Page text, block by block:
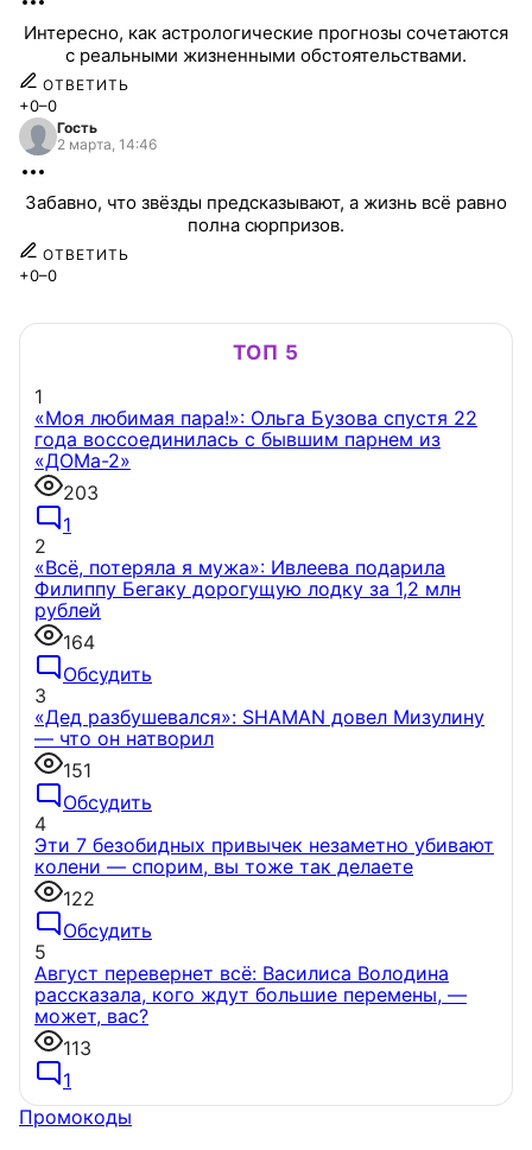
Интересно, как астрологические прогнозы сочетаются
с реальными жизненными обстоятельствами.
ОТВЕТИТЬ
+0–0
Гость
2 марта, 14:46
Забавно, что звёзды предсказывают, а жизнь всё равно
полна сюрпризов.
ОТВЕТИТЬ
+0–0
ТОП 5
1
«Моя любимая пара!»: Ольга Бузова спустя 22
года воссоединилась с бывшим парнем из
«ДОМа-2»
203
1
2
«Всё, потеряла я мужа»: Ивлеева подарила
Филиппу Бегаку дорогущую лодку за 1,2 млн
рублей
164
Обсудить
3
«Дед разбушевался»: SHAMAN довел Мизулину
— что он натворил
151
Обсудить
4
Эти 7 безобидных привычек незаметно убивают
колени — спорим, вы тоже так делаете
122
Обсудить
5
Август перевернет всё: Василиса Володина
рассказала, кого ждут большие перемены, —
может, вас?
113
1
Промокоды